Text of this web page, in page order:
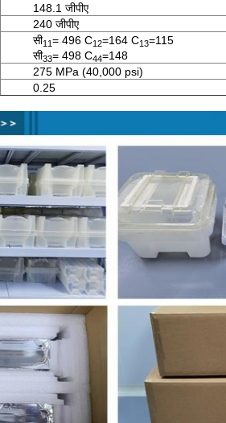
148.1 जीपीए
240 जीपीए
सी11= 496 C12=164 C13=115
सी33= 498 C44=148
275 MPa (40,000 psi)
0.25